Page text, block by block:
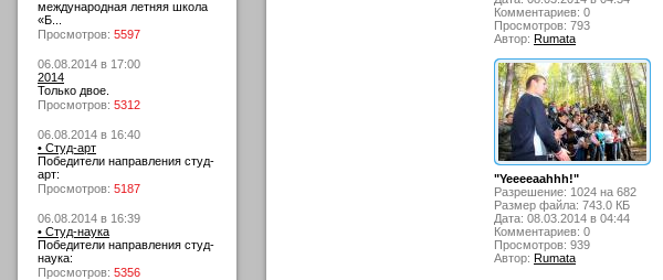
международная летняя школа
«Б...
Просмотров: 5597
06.08.2014 в 17:00
2014
Только двое.
Просмотров: 5312
06.08.2014 в 16:40
• Студ-арт
Победители направления студ-
арт:
Просмотров: 5187
06.08.2014 в 16:39
• Студ-наука
Победители направления студ-
наука:
Просмотров: 5356
Комментариев: 0
Просмотров: 793
Автор: Rumata
"Yeeeeaahhh!"
Разрешение: 1024 на 682
Размер файла: 743.0 КБ
Дата: 08.03.2014 в 04:44
Комментариев: 0
Просмотров: 939
Автор: Rumata